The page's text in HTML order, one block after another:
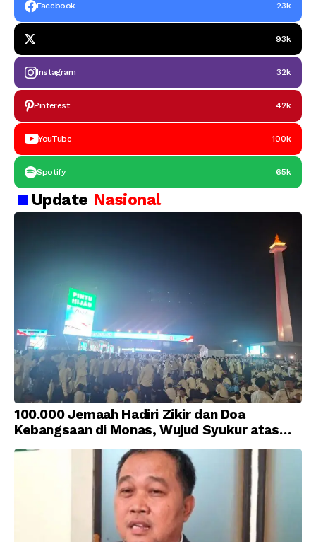
Facebook 23k
93k
Instagram 32k
Pinterest 42k
YouTube 100k
Spotify 65k
Update Nasional
100.000 Jemaah Hadiri Zikir dan Doa
Kebangsaan di Monas, Wujud Syukur atas
Kemerdekaan Indonesia